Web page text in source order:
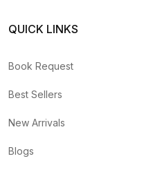
QUICK LINKS
Book Request
Best Sellers
New Arrivals
Blogs